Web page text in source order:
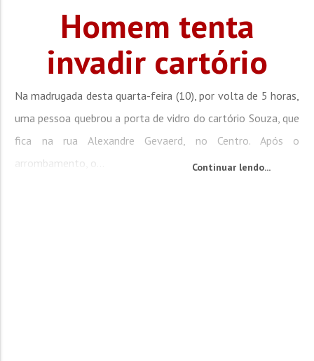
Homem tenta
invadir cartório
Na madrugada desta quarta-feira (10), por volta de 5 horas,
uma pessoa quebrou a porta de vidro do cartório Souza, que
fica na rua Alexandre Gevaerd, no Centro. Após o
arrombamento, o...
Continuar lendo...